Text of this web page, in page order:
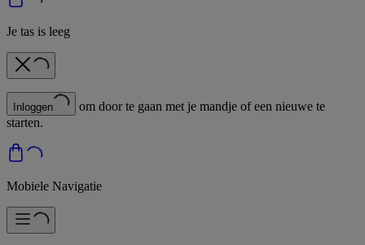
Je tas is leeg
Inloggen
om door te gaan met je mandje of een nieuwe te
starten.
Mobiele Navigatie